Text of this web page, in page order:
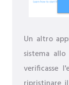
Un altro
sistema
verificasse